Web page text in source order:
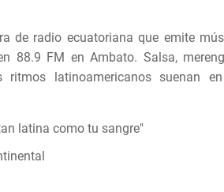
de radio ecuatoriana que emite
88.9 FM en Ambato. Salsa,
ritmos latinoamericanos suenan
latina como tu sangre"